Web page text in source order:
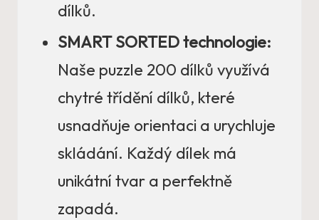
dílků.
SMART SORTED technologie:
Naše puzzle 200 dílků využívá
chytré třídění dílků, které
usnadňuje orientaci a urychluje
skládání. Každý dílek má
unikátní tvar a perfektně
zapadá.